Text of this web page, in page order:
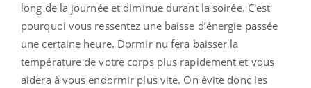
long de la journée et diminue durant la soirée. C'est
pourquoi vous ressentez une baisse d’énergie passée
une certaine heure. Dormir nu fera baisser la
température de votre corps plus rapidement et vous
aidera à vous endormir plus vite. On évite donc les